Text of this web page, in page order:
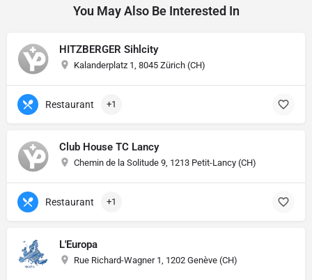
You May Also Be Interested In
HITZBERGER Sihlcity
Kalanderplatz 1, 8045 Zürich (CH)
Restaurant +1
Club House TC Lancy
Chemin de la Solitude 9, 1213 Petit-Lancy (CH)
Restaurant +1
L'Europa
Rue Richard-Wagner 1, 1202 Genève (CH)